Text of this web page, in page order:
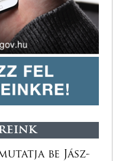
be Jász-